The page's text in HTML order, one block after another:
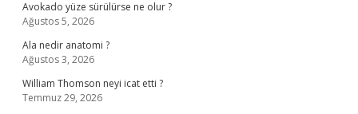
Avokado yüze sürülürse ne olur ?
Ağustos 5, 2026
Ala nedir anatomi ?
Ağustos 3, 2026
William Thomson neyi icat etti ?
Temmuz 29, 2026